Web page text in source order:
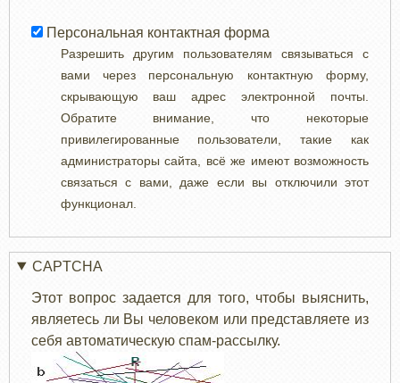
Персональная контактная форма
Разрешить другим пользователям связываться с
вами через персональную контактную форму,
скрывающую ваш адрес электронной почты.
Обратите внимание, что некоторые
привилегированные пользователи, такие как
администраторы сайта, всё же имеют возможность
связаться с вами, даже если вы отключили этот
функционал.
CAPTCHA
Этот вопрос задается для того, чтобы выяснить,
являетесь ли Вы человеком или представляете из
себя автоматическую спам-рассылку.